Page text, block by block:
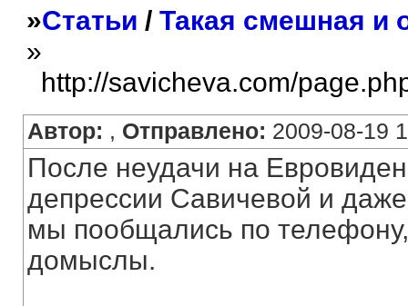
»Статьи / Такая смешная и
»
http://savicheva.com/
Автор: , Отправлено: 2009-08-19
После неудачи на
депрессии Савичевой и
мы пообщались по
домыслы.